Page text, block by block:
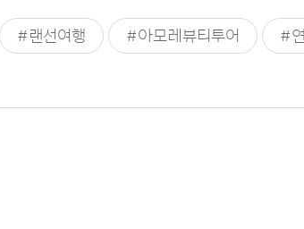
#랜선여행 #아모레뷰티투어 #